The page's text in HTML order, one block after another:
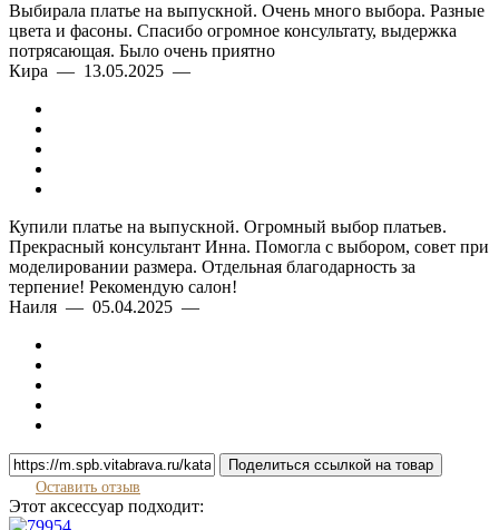
Выбирала платье на выпускной. Очень много выбора. Разные
цвета и фасоны. Спасибо огромное консультату, выдержка
потрясающая. Было очень приятно
Кира — 13.05.2025 —
Купили платье на выпускной. Огромный выбор платьев.
Прекрасный консультант Инна. Помогла с выбором, совет при
моделировании размера. Отдельная благодарность за
терпение! Рекомендую салон!
Наиля — 05.04.2025 —
Поделиться ссылкой на товар
Оставить отзыв
Этот аксессуар подходит: